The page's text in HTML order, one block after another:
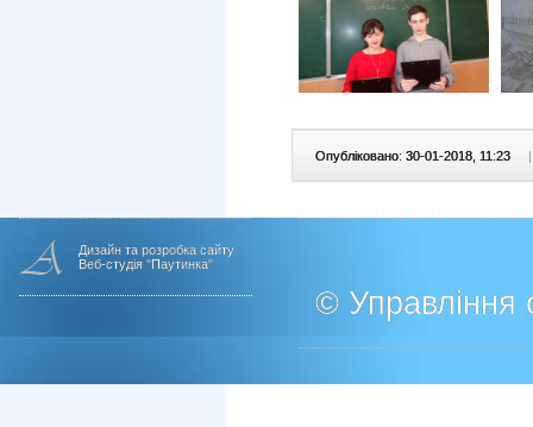
Опубліковано: 30-01-2018, 11:23 |
Дизайн та розробка сайту
Веб-студія "Паутинка"
© Управління